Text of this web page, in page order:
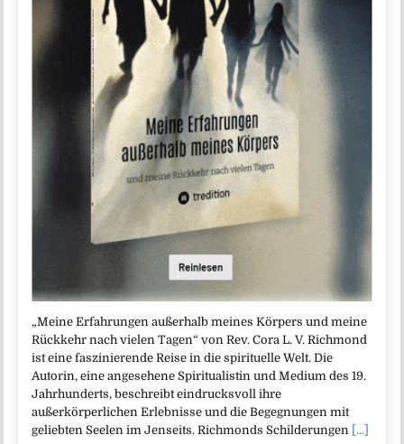
„Meine Erfahrungen außerhalb meines Körpers und meine
Rückkehr nach vielen Tagen“ von Rev. Cora L. V. Richmond
ist eine faszinierende Reise in die spirituelle Welt. Die
Autorin, eine angesehene Spiritualistin und Medium des 19.
Jahrhunderts, beschreibt eindrucksvoll ihre
außerkörperlichen Erlebnisse und die Begegnungen mit
geliebten Seelen im Jenseits. Richmonds Schilderungen
[...]